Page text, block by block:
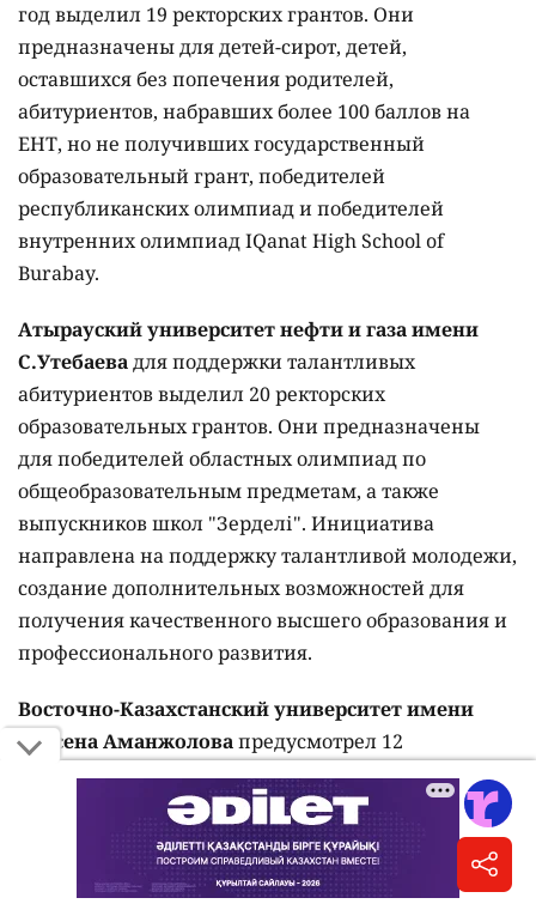
год выделил 19 ректорских грантов. Они
предназначены для детей-сирот, детей,
оставшихся без попечения родителей,
абитуриентов, набравших более 100 баллов на
ЕНТ, но не получивших государственный
образовательный грант, победителей
республиканских олимпиад и победителей
внутренних олимпиад IQanat High School of
Burabay.
Атырауский университет нефти и газа имени
С.Утебаевадля поддержки талантливых
абитуриентов выделил 20 ректорских
образовательных грантов. Они предназначены
для победителей областных олимпиад по
общеобразовательным предметам, а также
выпускников школ "Зерделі". Инициатива
направлена на поддержку талантливой молодежи,
создание дополнительных возможностей для
получения качественного высшего образования и
профессионального развития.
Восточно-Казахстанский университет имени
Сарсена Аманжоловапредусмотрел 12
собственных образовательных грантов, а
Рудненский индустриальный университет– 10
ректорских грантов для детей-сирот, детей,
оставшихся без попечения родителей, а также
абитуриентов из малообеспеченных, неполных и